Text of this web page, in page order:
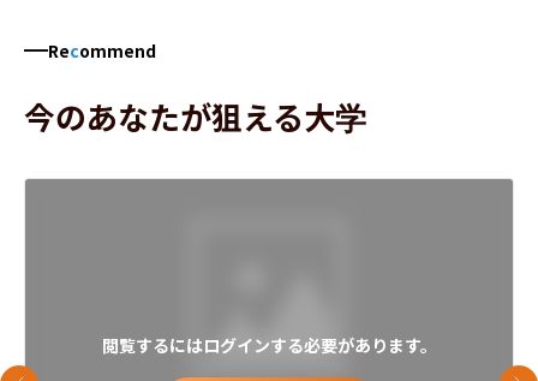
Recommend
今のあなたが狙える大学
閲覧するにはログインする必要があります。